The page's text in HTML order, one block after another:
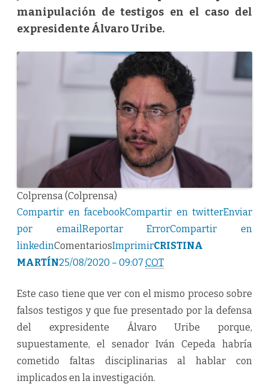
manipulación de testigos en el caso del
expresidente Álvaro Uribe.
Colprensa (Colprensa)
Compartir en facebookCompartir en twitterEnviar
por emailReportar ErrorCompartir en
linkedinComentariosImprimirCRISTINA
MARTÍN25/08/2020 – 09:07 COT
Este caso tiene que ver con el mismo proceso sobre
falsos testigos y que fue presentado por la defensa
del expresidente Álvaro Uribe porque,
supuestamente, el senador Iván Cepeda habría
cometido faltas disciplinarias al hablar con
implicados en la investigación.